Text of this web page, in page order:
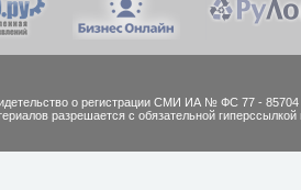
о регистрации СМИ ИА № ФС 77 - 85704
разрешается с обязательной гиперссылкой